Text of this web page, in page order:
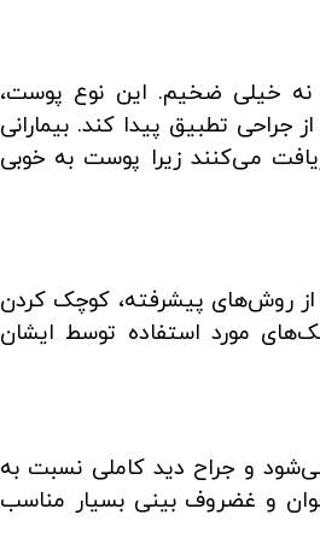
نه خیلی ضخیم. این نوع پوست،
جراحی تطبیق پیدا کند. بیمارانی
می‌کنند زیرا پوست به خوبی
از روش‌های پیشرفته، کوچک کردن
مورد استفاده توسط ایشان
و جراح دید کاملی نسبت به
و غضروف بینی بسیار مناسب